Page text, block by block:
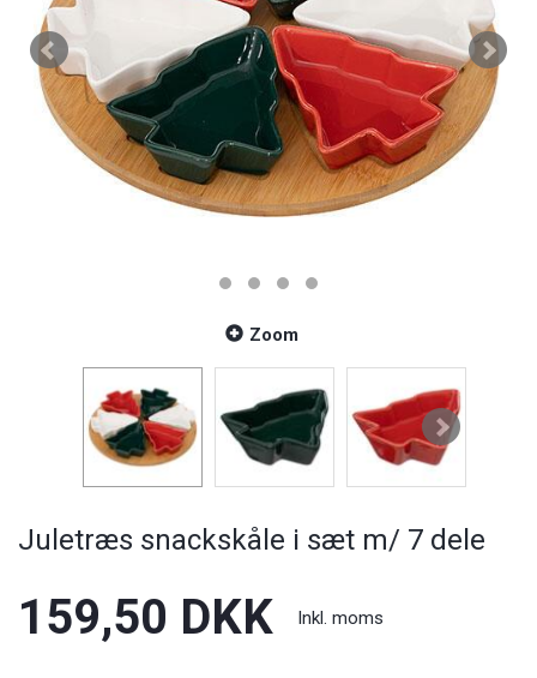
Zoom
Juletræs snackskåle i sæt m/ 7 dele
159,50 DKK Inkl. moms